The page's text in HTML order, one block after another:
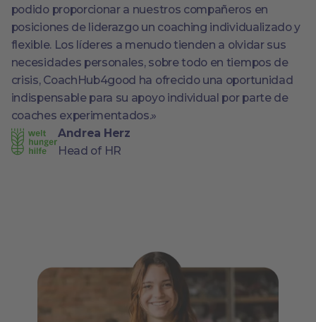
podido proporcionar a nuestros compañeros en
posiciones de liderazgo un coaching individualizado y
flexible. Los líderes a menudo tienden a olvidar sus
necesidades personales, sobre todo en tiempos de
crisis, CoachHub4good ha ofrecido una oportunidad
indispensable para su apoyo individual por parte de
coaches experimentados.»
Andrea Herz
Head of HR